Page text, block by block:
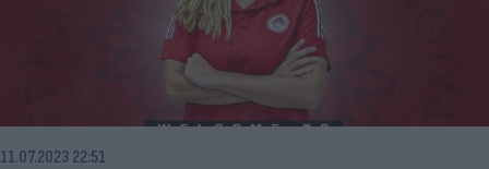
11.07.2023 22:51